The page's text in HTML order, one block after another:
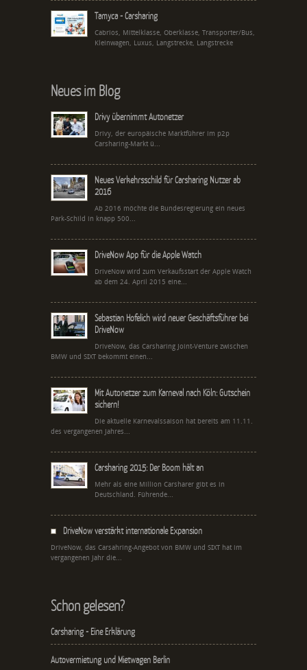
Tamyca - Carsharing
Cabrios, Mittelklasse, Oberklasse, Transporter/Bus,
Kleinwagen, Luxus, Langstrecke, Langstrecke
Neues im Blog
Drivy übernimmt Autonetzer
Drivy, der europäische Marktführer im p2p
Carsharing-Markt ü...
Neues Verkehrsschild für Carsharing Nutzer ab
2016
Ab 2016 möchte die Bundesregierung ein neues
Park-Schild in knapp 500...
DriveNow App für die Apple Watch
DriveNow wird zum Verkaufsstart der Apple Watch
ab dem 24. April 2015 eine...
Sebastian Hofelich wird neuer Geschäftsführer bei
DriveNow
DriveNow, das Carsharing Joint-Venture zwischen
BMW und SIXT bekommt einen...
Mit Autonetzer zum Karneval nach Köln: Gutschein
sichern!
Die aktuelle Karnevalssaison hat bereits am 11.11.
des vergangenen Jahres...
Carsharing 2015: Der Boom hält an
Mehr als eine Million Carsharer gibt es in
Deutschland. Führende...
DriveNow verstärkt internationale Expansion
DriveNow, das Carsahring-Angebot von BMW und SIXT hat im
vergangenen Jahr die...
Schon gelesen?
Carsharing - Eine Erklärung
Autovermietung und Mietwagen Berlin